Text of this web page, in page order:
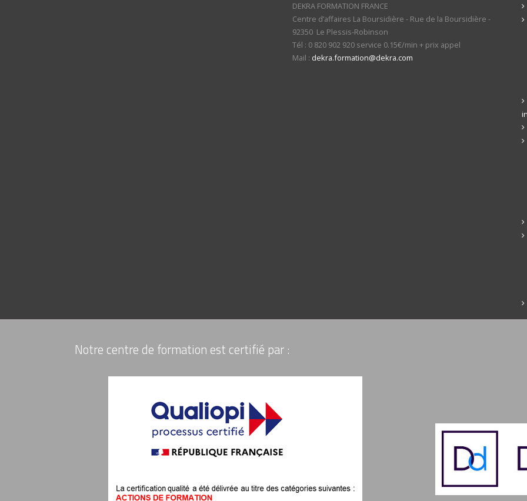
DEKRA FORMATION FRANCE
Centre d’affaires La Boursidière - Rue de la Boursidière -
92350 Le Plessis-Robinson
Tél : 0 820 902 920 service 0.15€/min + prix appel
Mail : dekra.formation@dekra.com
Notre centre de formation est certifié par :